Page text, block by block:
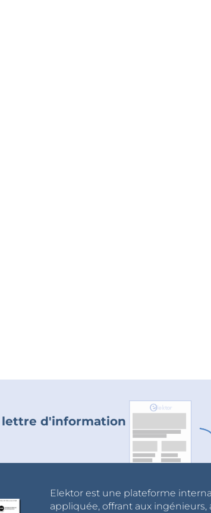
d'information
Elektor est une plateforme
appliquée, offrant aux